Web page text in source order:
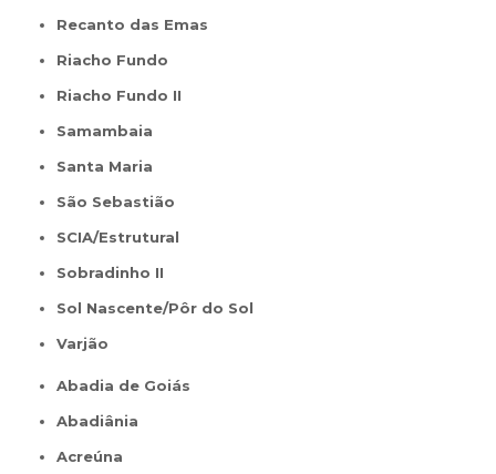
Recanto das Emas
Riacho Fundo
Riacho Fundo II
Samambaia
Santa Maria
São Sebastião
SCIA/Estrutural
Sobradinho II
Sol Nascente/Pôr do Sol
Varjão
Abadia de Goiás
Abadiânia
Acreúna